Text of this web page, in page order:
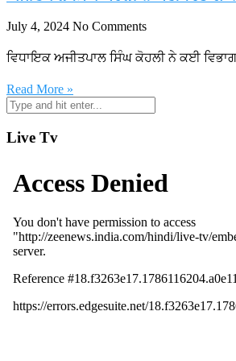
July 4, 2024 No Comments
ਵਿਧਾਇਕ ਅਜੀਤਪਾਲ ਸਿੰਘ ਕੋਹਲੀ ਨੇ ਕਈ
Read More »
Live Tv